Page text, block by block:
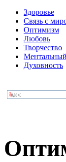
Здоровье
Связь с
Оптимизм
Любовь
Творчество
Духовность